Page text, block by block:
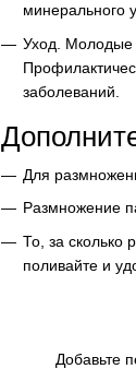
минерального
Уход. Молодые
заболеваний.
Для
Размножение
То, за сколько
поливайте и
Добавьте